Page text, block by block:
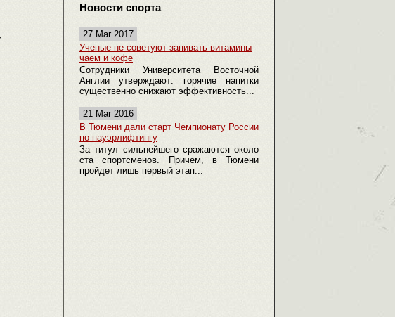
Новости спорта
27 Mar 2017
Ученые не советуют запивать витамины
чаем и кофе
Сотрудники Университета Восточной
Англии утверждают: горячие напитки
существенно снижают эффективность...
21 Mar 2016
В Тюмени дали старт Чемпионату России
по пауэрлифтингу
За титул сильнейшего сражаются около
ста спортсменов. Причем, в Тюмени
пройдет лишь первый этап...